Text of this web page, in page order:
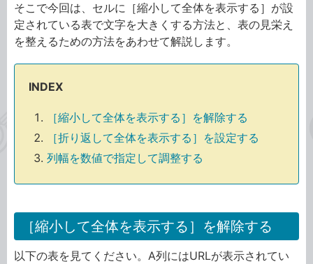
そこで今回は、セルに［縮小して全体を表示する］が設
定されている表で文字を大きくする方法と、表の見栄え
を整えるための方法をあわせて解説します。
INDEX
［縮小して全体を表示する］を解除する
［折り返して全体を表示する］を設定する
列幅を数値で指定して調整する
［縮小して全体を表示する］を解除する
以下の表を見てください。A列にはURLが表示されてい